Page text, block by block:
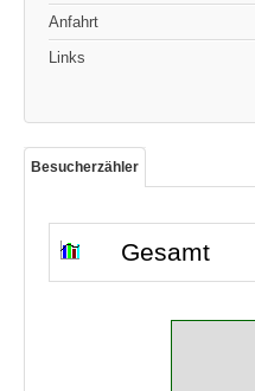
Anfahrt
Links
Besucherzähler
Gesamt